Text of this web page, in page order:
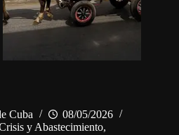
Cuba
08/05/2026
y Abastecimiento,